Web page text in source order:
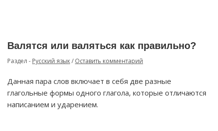
Валятся или валяться как правильно?
Раздел - Русский язык/ Оставить комментарий
Данная пара слов включает в себя две разные
глагольные формы одного глагола, которые отличаются
написанием и ударением.